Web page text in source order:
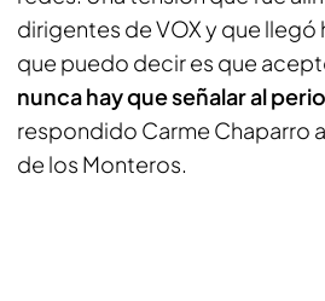
dirigentes de VOX y que llegó
que puedo decir es que
nunca hay que señalar al
respondido Carme Chaparro
de los Monteros.